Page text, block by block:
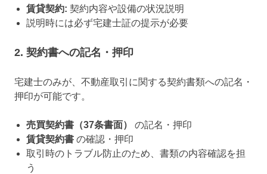
賃貸契約: 契約内容や設備の状況説明
説明時には必ず宅建士証の提示が必要
2. 契約書への記名・押印
宅建士のみが、不動産取引に関する契約書類への記名・
押印が可能です。
売買契約書（37条書面）
の記名・押印
賃貸契約書 の確認・押印
取引時のトラブル防止のため、書類の内容確認を担
う